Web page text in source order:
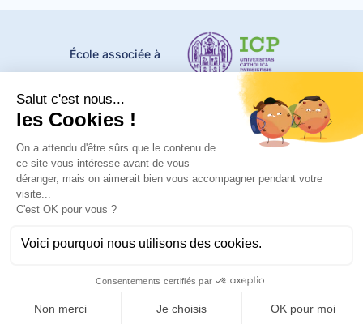
École associée à
École composante